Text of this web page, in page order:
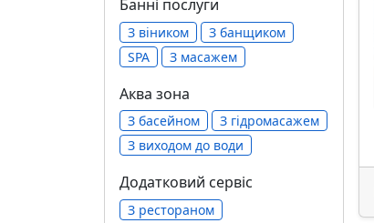
Банні послуги
З віником
З банщиком
SPA
З масажем
Аква зона
З басейном
З гідромасажем
З виходом до води
Додатковий сервіс
З рестораном